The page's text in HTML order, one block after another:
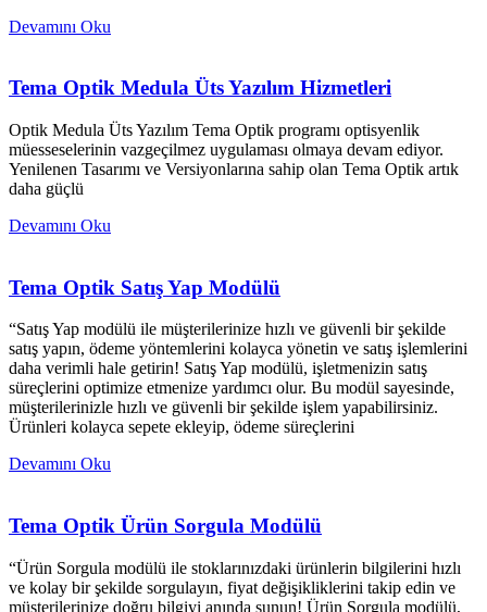
Devamını Oku
Tema Optik Medula Üts Yazılım Hizmetleri
Optik Medula Üts Yazılım Tema Optik programı optisyenlik
müesseselerinin vazgeçilmez uygulaması olmaya devam ediyor.
Yenilenen Tasarımı ve Versiyonlarına sahip olan Tema Optik artık
daha güçlü
Devamını Oku
Tema Optik Satış Yap Modülü
“Satış Yap modülü ile müşterilerinize hızlı ve güvenli bir şekilde
satış yapın, ödeme yöntemlerini kolayca yönetin ve satış işlemlerini
daha verimli hale getirin! Satış Yap modülü, işletmenizin satış
süreçlerini optimize etmenize yardımcı olur. Bu modül sayesinde,
müşterilerinizle hızlı ve güvenli bir şekilde işlem yapabilirsiniz.
Ürünleri kolayca sepete ekleyip, ödeme süreçlerini
Devamını Oku
Tema Optik Ürün Sorgula Modülü
“Ürün Sorgula modülü ile stoklarınızdaki ürünlerin bilgilerini hızlı
ve kolay bir şekilde sorgulayın, fiyat değişikliklerini takip edin ve
müşterilerinize doğru bilgiyi anında sunun! Ürün Sorgula modülü,